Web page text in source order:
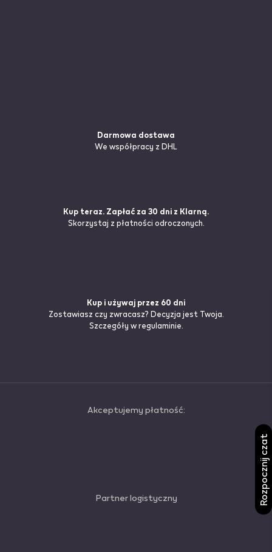
Darmowa dostawa
We współpracy z DHL
Kup teraz. Zapłać za 30 dni z Klarną.
Skorzystaj z płatności odroczonych.
Kup i używaj przez 60 dni
Zostawiasz czy zwracasz? Decyzja jest Twoja.
Szczegóły w regulaminie.
Akceptujemy płatność:
Partner logistyczny Rozpocznij czat